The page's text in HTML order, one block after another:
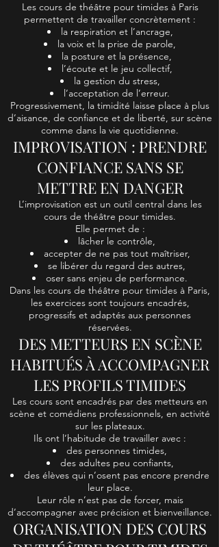
Les cours de théâtre pour timides à Paris
permettent de travailler concrètement :
la respiration et l’ancrage,
la voix et la prise de parole,
la posture et la présence,
l’écoute et le jeu collectif,
la gestion du stress,
l’acceptation de l’erreur.
Progressivement, la timidité laisse place à plus
d’aisance, de confiance et de liberté, sur scène
comme dans la vie quotidienne.
IMPROVISATION : PRENDRE
CONFIANCE SANS SE
METTRE EN DANGER
L’improvisation est un outil central dans les
cours de théâtre pour timides.
Elle permet de :
lâcher le contrôle,
accepter de ne pas tout maîtriser,
se libérer du regard des autres,
oser sans enjeu de performance.
Dans les cours de théâtre pour timides à Paris,
les exercices sont toujours encadrés,
progressifs et adaptés aux personnes
réservées.
DES METTEURS EN SCÈNE
HABITUÉS À ACCOMPAGNER
LES PROFILS TIMIDES
Les cours sont encadrés par des metteurs en
scène et comédiens professionnels, en activité
sur les plateaux.
Ils ont l’habitude de travailler avec :
des personnes timides,
des adultes peu confiants,
des élèves qui n’osent pas encore prendre
leur place.
Leur rôle n’est pas de forcer, mais
d’accompagner avec précision et bienveillance.
ORGANISATION DES COURS